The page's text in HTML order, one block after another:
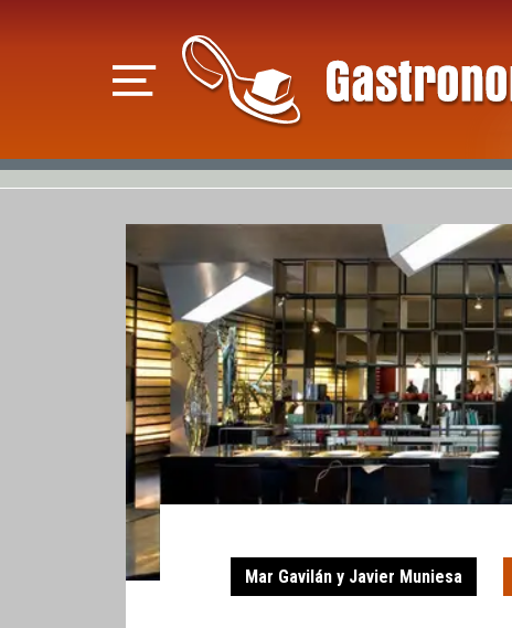
Mar Gavilán y Javier Muniesa